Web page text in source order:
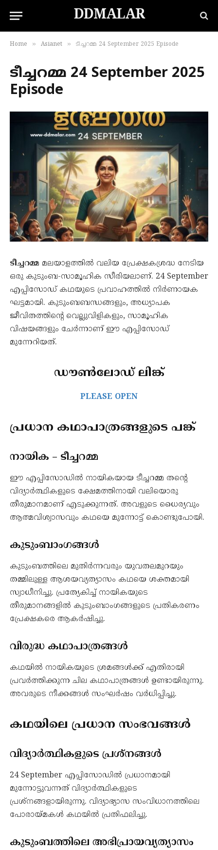
DDMALAR
Home » Asianet » ടീച്ചറമ്മ 24 September 2025 Episode
ടീച്ചറമ്മ 24 September 2025
Episode
ടീച്ചറമ്മ മലയാളത്തിൽ വലിയ പ്രേക്ഷകശ്രദ്ധ നേടിയ
ഒരു കുടുംബ-സാമൂഹിക സീരിയലാണ്. 24 September
എപ്പിസോഡ് കഥയുടെ പ്രവാഹത്തിൽ നിർണായക
ഘട്ടമായി. കുടുംബബന്ധങ്ങളും, അധ്യാപക
ജീവിതത്തിന്റെ വെല്ലുവിളികളും, സാമൂഹിക
വിഷയങ്ങളും ചേർന്നാണ് ഈ എപ്പിസോഡ്
മുന്നേറിയത്.
ഡൗൺലോഡ് ലിങ്ക്
PLEASE OPEN
പ്രധാന കഥാപാത്രങ്ങളുടെ പങ്ക്
നായിക – ടീച്ചറമ്മ
ഈ എപ്പിസോഡിൽ നായികയായ ടീച്ചറമ്മ തന്റെ
വിദ്യാർത്ഥികളുടെ ക്ഷേമത്തിനായി വലിയൊരു
തീരുമാനമാണ് എടുക്കുന്നത്. അവളുടെ ധൈര്യവും
ആത്മവിശ്വാസവും കഥയെ മുന്നോട്ട് കൊണ്ടുപോയി.
കുടുംബാംഗങ്ങൾ
കുടുംബത്തിലെ മുതിർന്നവരും യുവതലമുറയും
തമ്മിലുള്ള ആശയവ്യത്യാസം കഥയെ ശക്തമായി
സ്വാധീനിച്ചു. പ്രത്യേകിച്ച് നായികയുടെ
തീരുമാനങ്ങളിൽ കുടുംബാംഗങ്ങളുടെ പ്രതികരണം
പ്രേക്ഷകരെ ആകർഷിച്ചു.
വിരുദ്ധ കഥാപാത്രങ്ങൾ
കഥയിൽ നായികയുടെ ശ്രമങ്ങൾക്ക് എതിരായി
പ്രവർത്തിക്കുന്ന ചില കഥാപാത്രങ്ങൾ ഉണ്ടായിരുന്നു.
അവരുടെ നീക്കങ്ങൾ സംഘർഷം വർധിപ്പിച്ചു.
കഥയിലെ പ്രധാന സംഭവങ്ങൾ
വിദ്യാർത്ഥികളുടെ പ്രശ്നങ്ങൾ
24 September എപ്പിസോഡിൽ പ്രധാനമായി
മുന്നോട്ടുവന്നത് വിദ്യാർത്ഥികളുടെ
പ്രശ്നങ്ങളായിരുന്നു. വിദ്യാഭ്യാസ സംവിധാനത്തിലെ
പോരായ്മകൾ കഥയിൽ പ്രതിഫലിച്ചു.
കുടുംബത്തിലെ അഭിപ്രായവ്യത്യാസം